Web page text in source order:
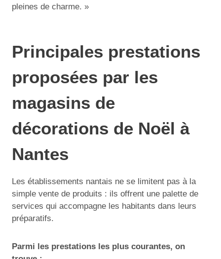
pleines de charme. »
Principales prestations
proposées par les
magasins de
décorations de Noël à
Nantes
Les établissements nantais ne se limitent pas à la
simple vente de produits : ils offrent une palette de
services qui accompagne les habitants dans leurs
préparatifs.
Parmi les prestations les plus courantes, on